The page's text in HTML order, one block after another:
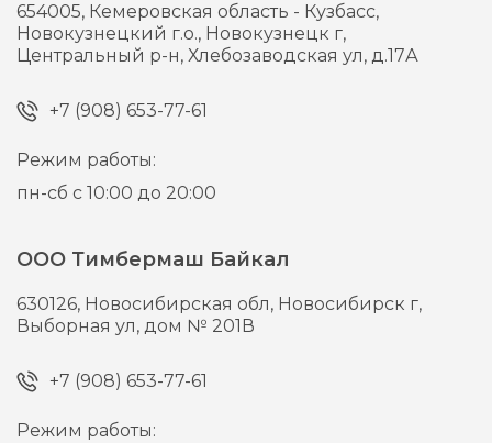
654005, Кемеровская область - Кузбасс,
Новокузнецкий г.о., Новокузнецк г,
Центральный р-н, Хлебозаводская ул, д.17А
+7 (908) 653-77-61
Режим работы:
пн-сб с 10:00 до 20:00
ООО Тимбермаш Байкал
630126, Новосибирская обл, Новосибирск г,
Выборная ул, дом № 201В
+7 (908) 653-77-61
Режим работы: